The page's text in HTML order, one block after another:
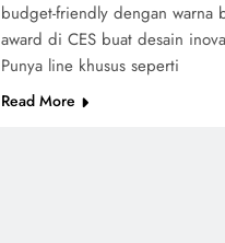
budget-friendly dengan warna
award di CES buat desain
Punya line khusus seperti
Read More